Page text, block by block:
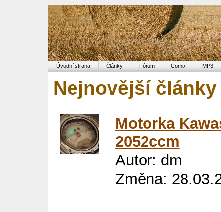
Úvodní strana Články Fórum Comix MP3
Nejnovější články
Motorka
2052ccm
Autor: dm
Změna: